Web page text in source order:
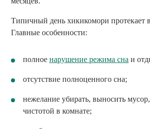
Типичный день хикикомори протекает
Главные особенности:
полное нарушение режима сна и
отсутствие полноценного сна;
нежелание убирать, выносить мусор,
чистотой в комнате;